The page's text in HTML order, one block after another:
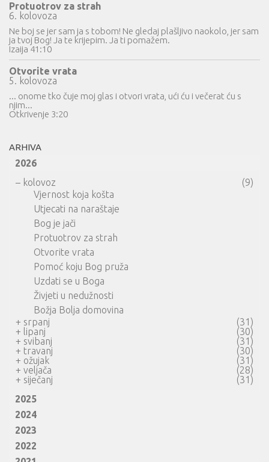
Protuotrov za strah
6. kolovoza
Ne boj se jer sam ja s tobom! Ne gledaj plašljivo naokolo, jer sam
ja tvoj Bog! Ja te krijepim. Ja ti pomažem.
Izaija 41:10
Otvorite vrata
5. kolovoza
... onome tko čuje moj glas i otvori vrata, ući ću i večerat ću s
njim...
Otkrivenje 3:20
ARHIVA
2026
– kolovoz
(9)
Vjernost koja košta
Utjecati na naraštaje
Bog je jači
Protuotrov za strah
Otvorite vrata
Pomoć koju Bog pruža
Uzdati se u Boga
Živjeti u nedužnosti
Božja Bolja domovina
+ srpanj
(31)
+ lipanj
(30)
+ svibanj
(31)
+ travanj
(30)
+ ožujak
(31)
+ veljača
(28)
+ siječanj
(31)
2025
2024
2023
2022